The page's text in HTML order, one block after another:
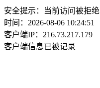
安全提示：当前访问被拒绝
时间：2026-08-06 10:24:51
客户端IP：216.73.217.179
客户端信息已被记录